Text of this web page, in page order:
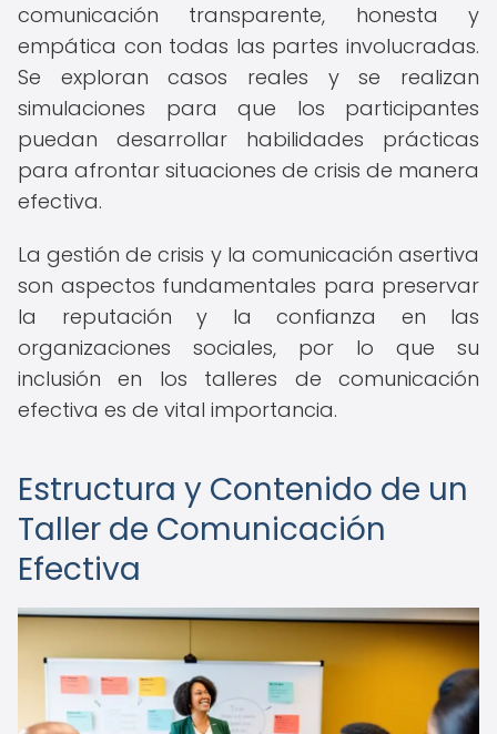
comunicación transparente, honesta y
empática con todas las partes involucradas.
Se exploran casos reales y se realizan
simulaciones para que los participantes
puedan desarrollar habilidades prácticas
para afrontar situaciones de crisis de manera
efectiva.
La gestión de crisis y la comunicación asertiva
son aspectos fundamentales para preservar
la reputación y la confianza en las
organizaciones sociales, por lo que su
inclusión en los talleres de comunicación
efectiva es de vital importancia.
Estructura y Contenido de un
Taller de Comunicación
Efectiva